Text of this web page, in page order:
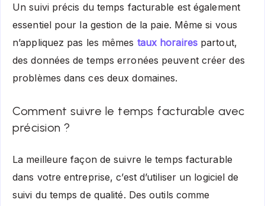
Un suivi précis du temps facturable est également
essentiel pour la gestion de la paie. Même si vous
n’appliquez pas les mêmes taux horairespartout,
des données de temps erronées peuvent créer des
problèmes dans ces deux domaines.
Comment suivre le temps facturable avec
précision ?
La meilleure façon de suivre le temps facturable
dans votre entreprise, c’est d’utiliser un logiciel de
suivi du temps de qualité. Des outils comme